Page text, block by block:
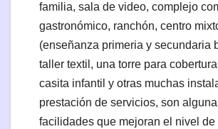
familia, sala de video, complejo
gastronómico, ranchón, centro
(enseñanza primeria y secundaria
taller textil, una torre para
casita infantil y otras muchas
prestación de servicios, son
facilidades que mejoran el nivel